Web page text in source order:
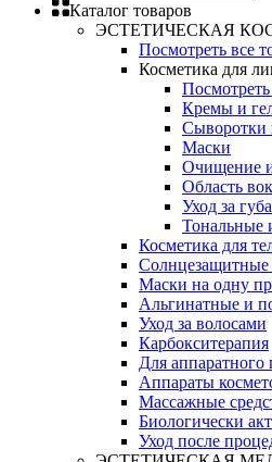
Каталог товаров
ЭСТЕТИЧЕСКАЯ
Посмотреть все
Косметика для
Кремы и
Сыворотки
Маски
Очищение
Область
Уход за
Тональные
Косметика для
Солнцезащитные
Маски на одну
Альгинатные и
Уход за волосами
Карбокситерапия
Для
Аппараты
Массажные
Биологически
Уход после